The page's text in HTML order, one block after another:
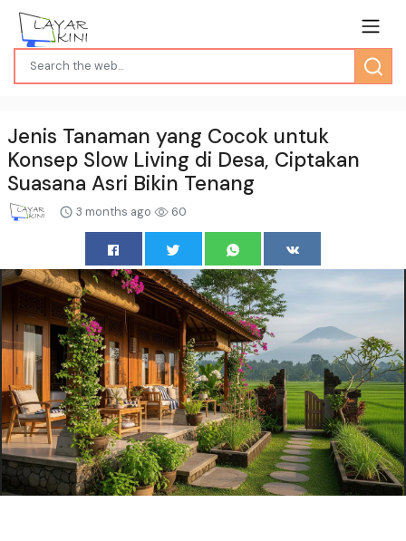
Jenis Tanaman yang Cocok untuk
Konsep Slow Living di Desa, Ciptakan
Suasana Asri Bikin Tenang
3 months ago 60